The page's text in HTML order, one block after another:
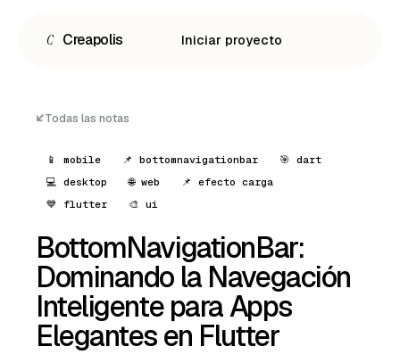
C Creapolis Iniciar proyecto
Español
English
Todas las notas
📱 mobile 📌 bottomnavigationbar
🎯 dart
💻 desktop
🌐 web
📌 efecto carga
💙 flutter
🎨 ui
BottomNavigationBar:
Dominando la Navegación
Inteligente para Apps
Elegantes en Flutter